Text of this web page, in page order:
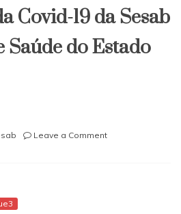
Covid-19 da Sesab
Saúde do Estado
Leave a Commenton